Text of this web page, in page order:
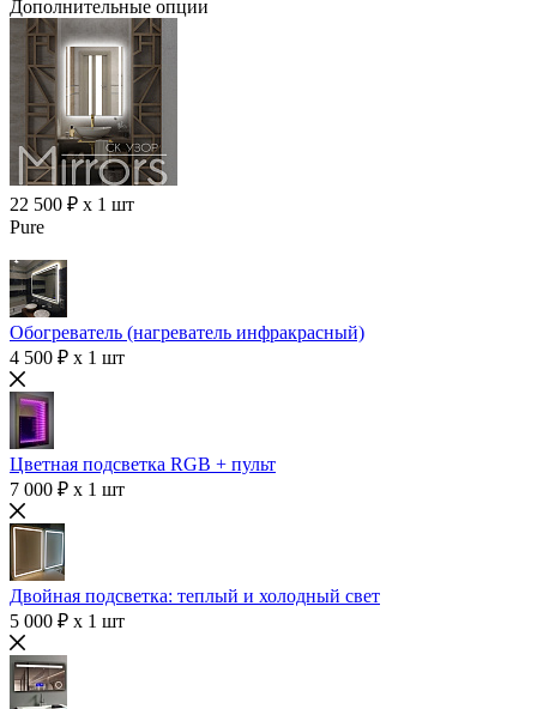
Дополнительные опции
22 500 ₽ x 1 шт
Pure
Обогреватель (нагреватель инфракрасный)
4 500 ₽ x 1 шт
Цветная подсветка RGB + пульт
7 000 ₽ x 1 шт
Двойная подсветка: теплый и холодный свет
5 000 ₽ x 1 шт